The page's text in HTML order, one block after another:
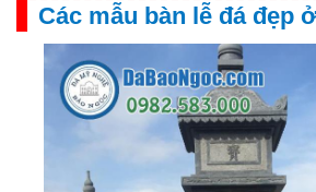
Các mẫu bàn lễ đá đẹp